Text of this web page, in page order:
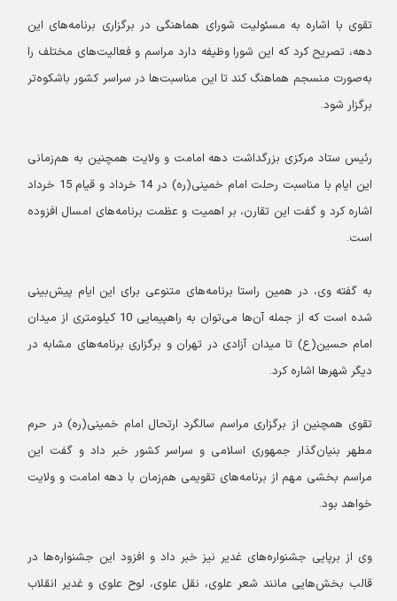
تقوی با اشاره به مسئولیت شورای هماهنگی در برگزاری برنامه‌های این
دهه، تصریح کرد که این شورا وظیفه دارد مراسم و فعالیت‌های مختلف را
به‌صورت منسجم هماهنگ کند تا این مناسبت‌ها در سراسر کشور باشکوه‌تر
برگزار شود.
رئیس ستاد مرکزی بزرگداشت دهه امامت و ولایت همچنین به هم‌زمانی
این ایام با مناسبت رحلت امام خمینی(ره) در 14 خرداد و قیام 15 خرداد
اشاره کرد و گفت این تقارن، بر اهمیت و عظمت برنامه‌های امسال افزوده
است.
به گفته وی، در همین راستا برنامه‌های متنوعی برای این ایام پیش‌بینی
شده است که از جمله آن‌ها می‌توان به راهپیمایی 10 کیلومتری از میدان
امام حسین(ع) تا میدان آزادی در تهران و برگزاری برنامه‌های مشابه در
دیگر شهرها اشاره کرد.
تقوی همچنین از برگزاری مراسم سالگرد ارتحال امام خمینی(ره) در حرم
مطهر بنیان‌گذار جمهوری اسلامی و سراسر کشور خبر داد و گفت این
مراسم بخشی مهم از برنامه‌های تقویمی هم‌زمان با دهه امامت و ولایت
خواهد بود.
وی از برپایی جشنواره‌های غدیر نیز خبر داد و افزود این جشنواره‌ها در
قالب بخش‌هایی مانند شعر علوی، نقل علوی، لوح علوی و غدیر انقلاب